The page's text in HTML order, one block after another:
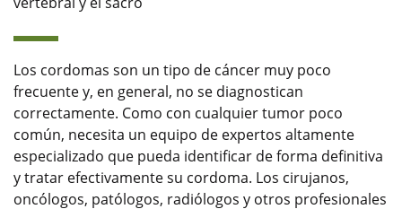
Los cordomas son un tipo de cáncer muy poco
frecuente y, en general, no se diagnostican
correctamente. Como con cualquier tumor poco
común, necesita un equipo de expertos altamente
especializado que pueda identificar de forma definitiva
y tratar efectivamente su cordoma. Los cirujanos,
oncólogos, patólogos, radiólogos y otros profesionales